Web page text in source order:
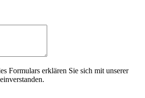
Formulars erklären Sie sich mit unserer
einverstanden.